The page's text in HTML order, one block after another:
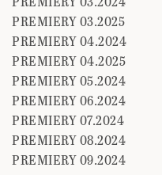
PREMIERY 03.2025
PREMIERY 04.2024
PREMIERY 04.2025
PREMIERY 05.2024
PREMIERY 06.2024
PREMIERY 07.2024
PREMIERY 08.2024
PREMIERY 09.2024